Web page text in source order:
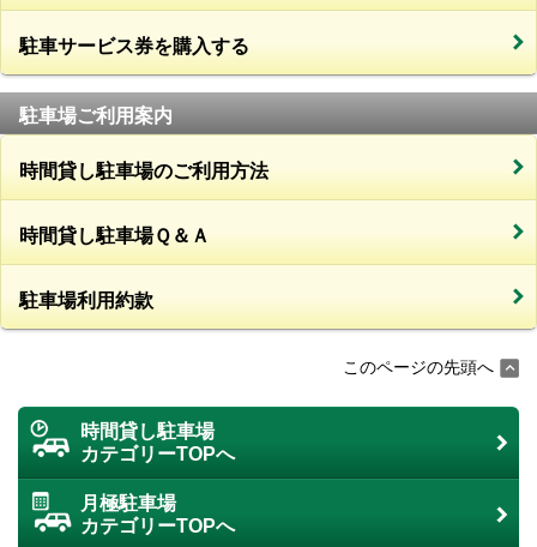
駐車サービス券を購入する
駐車場ご利用案内
時間貸し駐車場のご利用方法
時間貸し駐車場Ｑ＆Ａ
駐車場利用約款
このページの先頭へ
時間貸し駐車場
カテゴリーTOPへ
月極駐車場
カテゴリーTOPへ